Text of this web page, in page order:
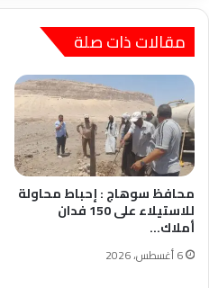
مقالات ذات صلة
محافظ سوهاج : إحباط محاولة
للاستيلاء على 150 فدان
أملاك…
6 أغسطس، 2026